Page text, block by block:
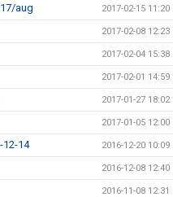
aug 2017-02-15 11:20
2017-02-08 12:23
2017-02-04 15:38
2017-02-01 14:59
2017-01-27 18:02
2017-01-05 12:00
12-14 2016-12-20 10:09
2016-12-08 12:40
2016-11-08 12:31